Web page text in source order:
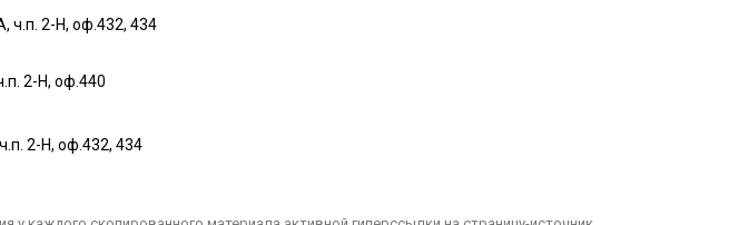
ч.п. 2-Н, оф.432, 434
2-Н, оф.440
2-Н, оф.432, 434